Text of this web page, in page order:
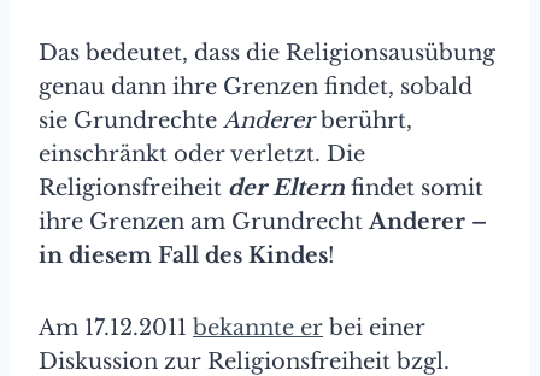
Das bedeutet, dass die Religionsausübung
genau dann ihre Grenzen findet, sobald
sie Grundrechte Andererberührt,
einschränkt oder verletzt. Die
Religionsfreiheit der Eltern findet somit
ihre Grenzen am GrundrechtAnderer –
in diesem Fall des Kindes!
Am 17.12.2011 bekannte er bei einer
Diskussion zur Religionsfreiheit bzgl.